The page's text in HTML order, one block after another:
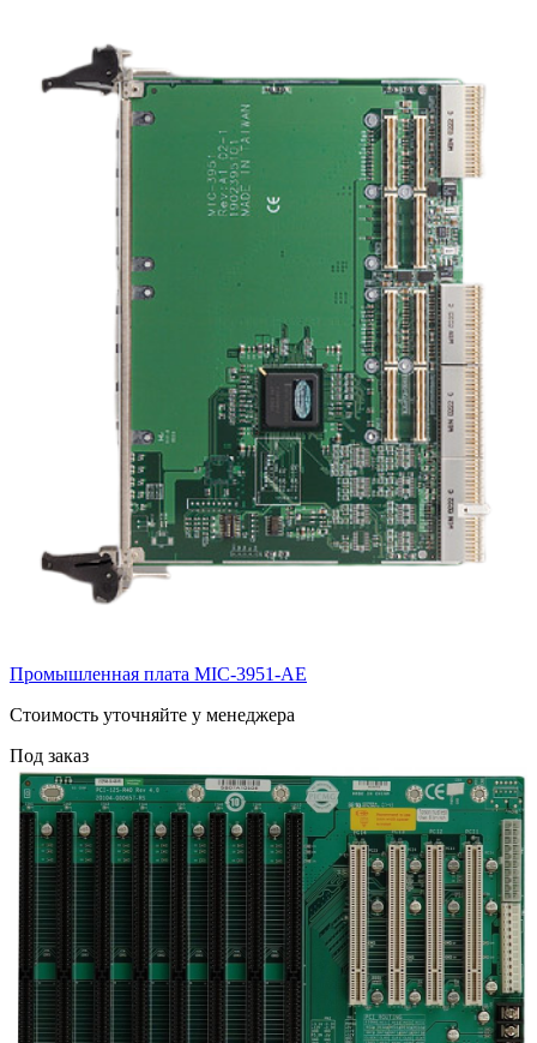
Промышленная плата MIC-3951-AE
Cтоимость уточняйте у менеджера
Под заказ